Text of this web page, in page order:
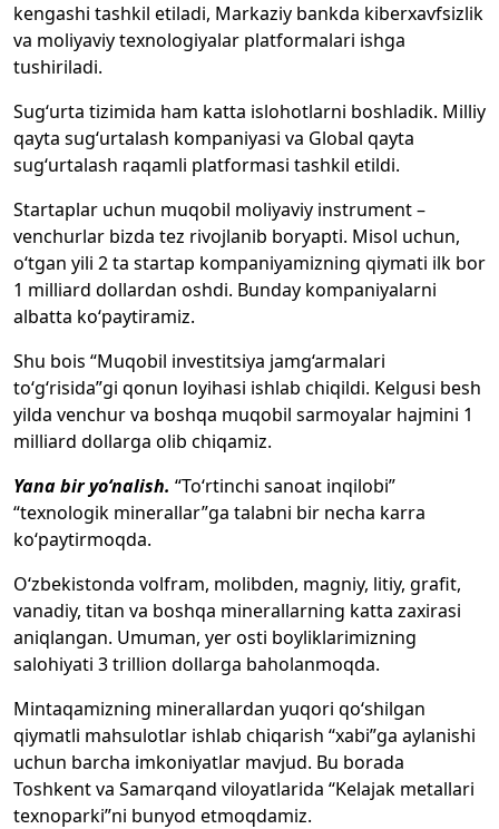
kengashi tashkil etiladi, Markaziy bankda kiberxavfsizlik
va moliyaviy texnologiyalar platformalari ishga
tushiriladi.
Sug‘urta tizimida ham katta islohotlarni boshladik. Milliy
qayta sug‘urtalash kompaniyasi va Global qayta
sug‘urtalash raqamli platformasi tashkil etildi.
Startaplar uchun muqobil moliyaviy instrument –
venchurlar bizda tez rivojlanib boryapti. Misol uchun,
o‘tgan yili 2 ta startap kompaniyamizning qiymati ilk bor
1 milliard dollardan oshdi. Bunday kompaniyalarni
albatta ko‘paytiramiz.
Shu bois “Muqobil investitsiya jamg‘armalari
to‘g‘risida”gi qonun loyihasi ishlab chiqildi. Kelgusi besh
yilda venchur va boshqa muqobil sarmoyalar hajmini 1
milliard dollarga olib chiqamiz.
Yana bir yo‘nalish. “To‘rtinchi sanoat inqilobi”
“texnologik minerallar”ga talabni bir necha karra
ko‘paytirmoqda.
O‘zbekistonda volfram, molibden, magniy, litiy, grafit,
vanadiy, titan va boshqa minerallarning katta zaxirasi
aniqlangan. Umuman, yer osti boyliklarimizning
salohiyati 3 trillion dollarga baholanmoqda.
Mintaqamizning minerallardan yuqori qo‘shilgan
qiymatli mahsulotlar ishlab chiqarish “xabi”ga aylanishi
uchun barcha imkoniyatlar mavjud. Bu borada
Toshkent va Samarqand viloyatlarida “Kelajak metallari
texnoparki”ni bunyod etmoqdamiz.